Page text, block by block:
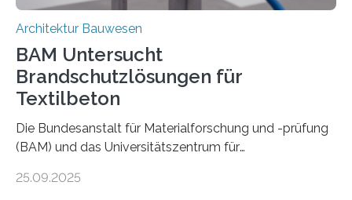
Architektur Bauwesen
BAM Untersucht
Brandschutzlösungen für
Textilbeton
Die Bundesanstalt für Materialforschung und -prüfung
(BAM) und das Universitätszentrum für
untersuchen in einem gemeinsamen Forschungsprojekt
25.09.2025